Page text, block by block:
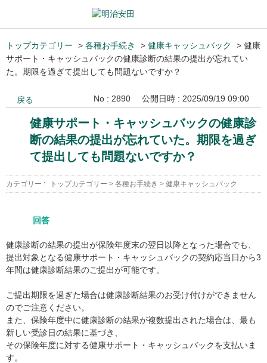
トップカテゴリー > 各種お手続き > 健康キャッシュバック > 健康
サポート・キャッシュバックの健康診断の結果の提出が忘れてい
た。期限を過ぎて提出しても問題ないですか？
戻る No : 2890 公開日時 : 2025/09/19 09:00
健康サポート・キャッシュバックの健康診
断の結果の提出が忘れていた。期限を過ぎ
て提出しても問題ないですか？
カテゴリー : トップカテゴリー > 各種お手続き > 健康キャッシュバック
回答
健康診断の結果の提出が保険年度末の翌日以降となった場合でも、
提出対象となる健康サポート・キャッシュバックの契約応当日から3
年間は健康診断結果のご提出が可能です。
ご提出期限を過ぎた場合は健康診断結果のお受け付けができません
のでご注意ください。
また、保険年度中に健康診断の結果が複数提出された場合は、最も
新しい受診日の結果に基づき、
その保険年度に対する健康サポート・キャッシュバックを支払いま
す。